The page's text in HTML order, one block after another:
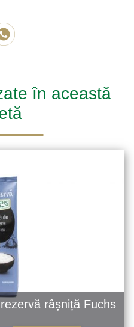
în această
râșniță Fuchs